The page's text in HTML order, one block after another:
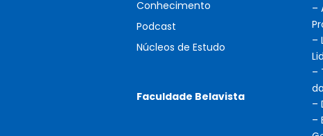
Conhecimento
Podcast
Núcleos de Estudo
Faculdade Belavista
–
–
–
–
–